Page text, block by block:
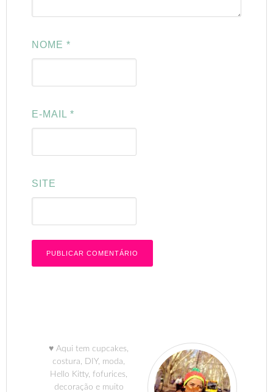
NOME*
E-MAIL*
SITE
♥ Aqui tem cupcakes,
costura, DIY, moda,
Hello Kitty, fofurices,
decoração e muito